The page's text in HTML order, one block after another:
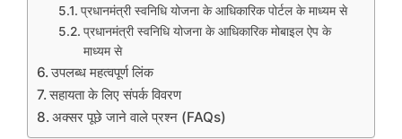
प्रधानमंत्री स्वनिधि योजना के आधिकारिक पोर्टल के माध्यम से
प्रधानमंत्री स्वनिधि योजना के आधिकारिक मोबाइल ऐप के
माध्यम से
उपलब्ध महत्वपूर्ण लिंक
सहायता के लिए संपर्क विवरण
अक्सर पूछे जाने वाले प्रश्न (FAQs)